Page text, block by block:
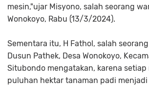
mesin,"ujar Misyono, salah seorang
Wonokoyo, Rabu (13/3/2024).
Sementara itu, H Fathol, salah
Dusun Pathek, Desa Wonokoyo,
Situbondo mengatakan, karena setiap
puluhan hektar tanaman padi